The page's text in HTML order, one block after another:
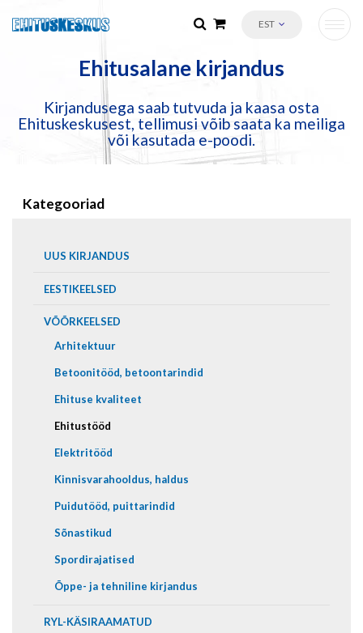
EST
Ehitusalane kirjandus
Kirjandusega saab tutvuda ja kaasa osta
Ehituskeskusest, tellimusi võib saata ka meiliga
või kasutada e-poodi.
Kategooriad
UUS KIRJANDUS
EESTIKEELSED
VÕÕRKEELSED
Arhitektuur
Betoonitööd, betoontarindid
Ehituse kvaliteet
Ehitustööd
Elektritööd
Kinnisvarahooldus, haldus
Puidutööd, puittarindid
Sõnastikud
Spordirajatised
Õppe- ja tehniline kirjandus
RYL-KÄSIRAAMATUD